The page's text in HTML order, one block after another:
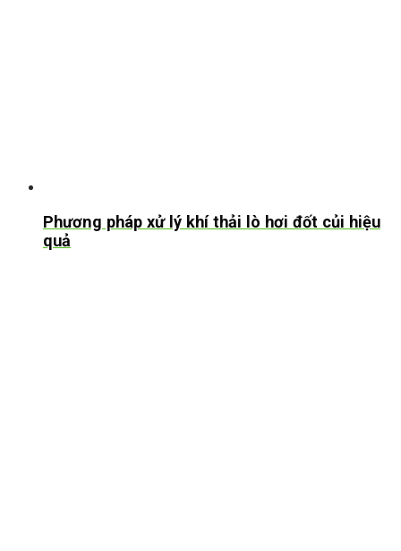
Phương pháp xử lý khí thải lò hơi đốt củi hiệu
quả